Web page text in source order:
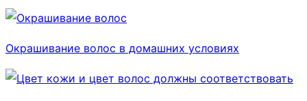
Окрашивание волос в домашних условиях